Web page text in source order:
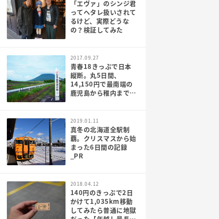
「エヴァ」のシンジ君
ってヘタレ扱いされて
るけど、実際どうな
の？検証してみた
2017.09.27
青春18きっぷで日本
縦断。丸5日間、
14,150円で最南端の
鹿児島から稚内まで行
2019.01.11
真冬の北海道全駅制
覇。クリスマスから始
まった6日間の記録
_PR
2018.04.12
140円のきっぷで2日
かけて1,035km移動
してみたら普通に地獄